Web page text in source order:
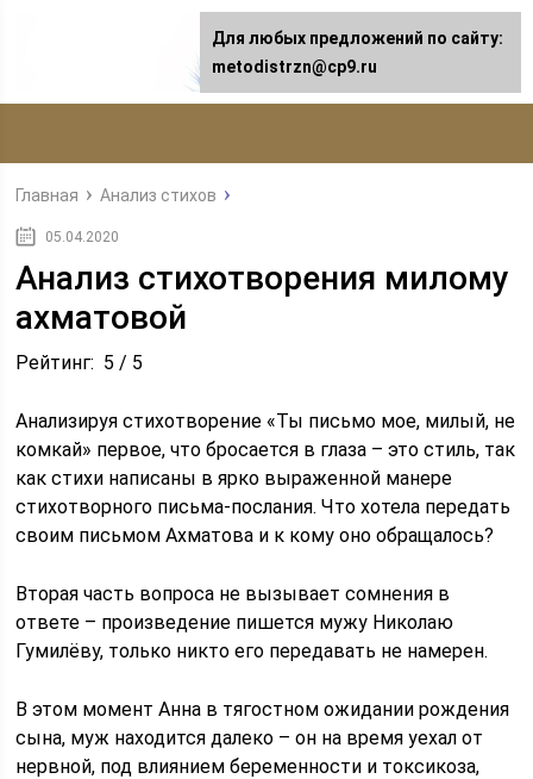
Главная Анализ стихов
05.04.2020
Анализ стихотворения милому
ахматовой
Рейтинг: 5 / 5
Анализируя стихотворение «Ты письмо мое, милый, не
комкай» первое, что бросается в глаза – это стиль, так
как стихи написаны в ярко выраженной манере
стихотворного письма-послания. Что хотела передать
своим письмом Ахматова и к кому оно обращалось?
Вторая часть вопроса не вызывает сомнения в
ответе – произведение пишется мужу Николаю
Гумилёву, только никто его передавать не намерен.
В этом момент Анна в тягостном ожидании рождения
сына, муж находится далеко – он на время уехал от
нервной, под влиянием беременности и токсикоза,
Для любых предложений по сайту:
metodistrzn@cp9.ru